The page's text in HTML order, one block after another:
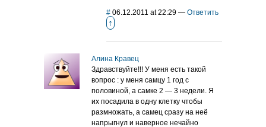
# 06.12.2011 at 22:29 — Ответить
↑
Алина Кравец
Здравствуйте!!! У меня есть такой
вопрос : у меня самцу 1 год с
половиной, а самке 2 — 3 недели. Я
их посадила в одну клетку чтобы
размножать, а самец сразу на неё
напрыгнул и наверное нечайно